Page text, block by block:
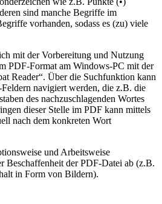
sind manche Begriffe im
vorhanden, sodass es (zu) viele
mit der Vorbereitung und Nutzung
PDF-Format am Windows-PC mit der
Reader“. Über die Suchfunktion kann
navigiert werden, die z.B. die
des nachzuschlagenden Wortes
dieser Stelle im PDF kann mittels
nach dem konkreten Wort
und Arbeitsweise
Beschaffenheit der PDF-Datei ab (z.B.
in Form von Bildern).